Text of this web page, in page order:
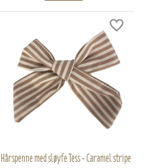
Hårspenne med sløyfe Tess - Caramel stripe